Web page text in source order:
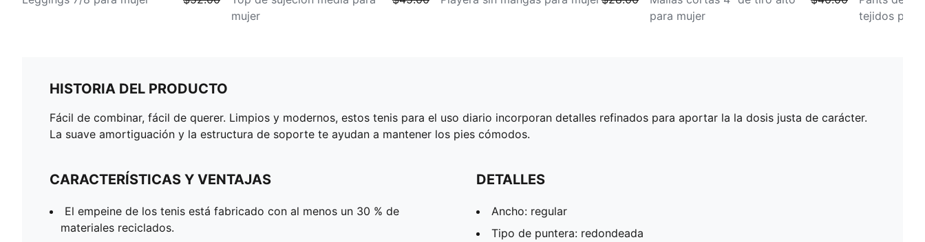
mujer
para mujer
tejidos para
HISTORIA DEL PRODUCTO
Fácil de combinar, fácil de querer. Limpios y modernos, estos tenis para el uso diario incorporan detalles refinados para aportar la la dosis justa de carácter.
La suave amortiguación y la estructura de soporte te ayudan a mantener los pies cómodos.
CARACTERÍSTICAS Y VENTAJAS
El empeine de los tenis está fabricado con al menos un 30 % de
materiales reciclados.
DETALLES
Ancho: regular
Tipo de puntera: redondeada